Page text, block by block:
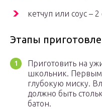
кетчуп или соус – 2
Этапы
Приготовить на
школьник.
глубокую миску.
должно быть
батон.